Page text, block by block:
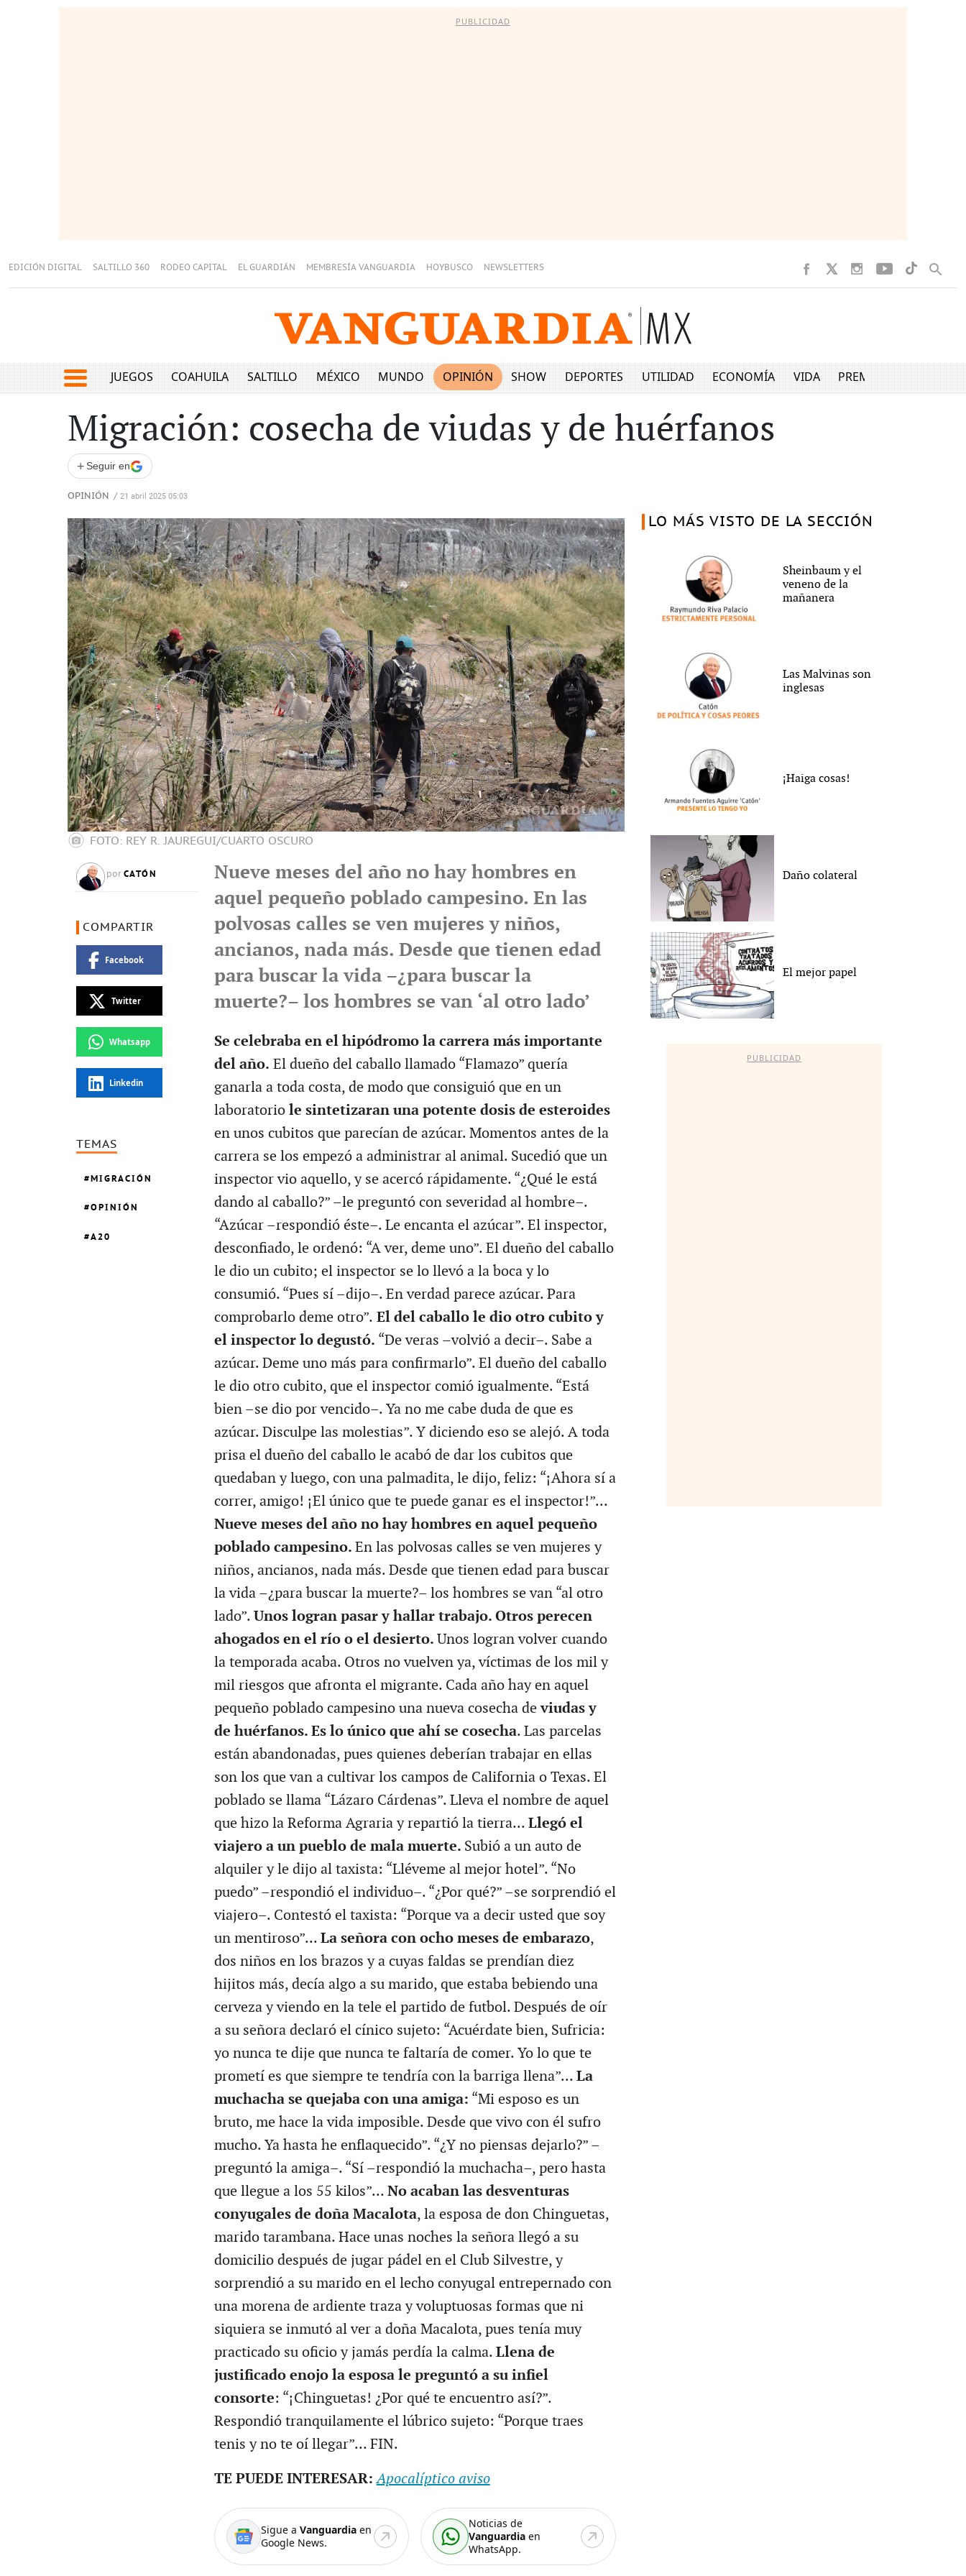
PUBLICIDAD
EDICIÓN DIGITAL SALTILLO 360 RODEO CAPITAL EL GUARDIÁN MEMBRESÍA VANGUARDIA HOYBUSCO NEWSLETTERS
JUEGOS COAHUILA SALTILLO MÉXICO MUNDO OPINIÓN SHOW DEPORTES UTILIDAD ECONOMÍA VIDA PREMIUM
Migración: cosecha de viudas y de huérfanos
+ Seguir en
OPINIÓN / 21 abril 2025 05:03
FOTO: REY R. JAUREGUI/CUARTO OSCURO
por CATÓN
COMPARTIR
Facebook
Twitter
Whatsapp
Linkedin
TEMAS
MIGRACIÓN
OPINIÓN
A20
Nueve meses del año no hay hombres en
aquel pequeño poblado campesino. En las
polvosas calles se ven mujeres y niños,
ancianos, nada más. Desde que tienen edad
para buscar la vida –¿para buscar la
muerte?– los hombres se van ‘al otro lado’
Se celebraba en el hipódromo la carrera más importante
del año. El dueño del caballo llamado “Flamazo” quería
ganarla a toda costa, de modo que consiguió que en un
laboratorio le sintetizaran una potente dosis de esteroides
en unos cubitos que parecían de azúcar. Momentos antes de la
carrera se los empezó a administrar al animal. Sucedió que un
inspector vio aquello, y se acercó rápidamente. “¿Qué le está
dando al caballo?” –le preguntó con severidad al hombre–.
“Azúcar –respondió éste–. Le encanta el azúcar”. El inspector,
desconfiado, le ordenó: “A ver, deme uno”. El dueño del caballo
le dio un cubito; el inspector se lo llevó a la boca y lo
consumió. “Pues sí –dijo–. En verdad parece azúcar. Para
comprobarlo deme otro”. El del caballo le dio otro cubito y
el inspector lo degustó. “De veras –volvió a decir–. Sabe a
azúcar. Deme uno más para confirmarlo”. El dueño del caballo
le dio otro cubito, que el inspector comió igualmente. “Está
bien –se dio por vencido–. Ya no me cabe duda de que es
azúcar. Disculpe las molestias”. Y diciendo eso se alejó. A toda
prisa el dueño del caballo le acabó de dar los cubitos que
quedaban y luego, con una palmadita, le dijo, feliz: “¡Ahora sí a
correr, amigo! ¡El único que te puede ganar es el inspector!”...
Nueve meses del año no hay hombres en aquel pequeño
poblado campesino. En las polvosas calles se ven mujeres y
niños, ancianos, nada más. Desde que tienen edad para buscar
la vida –¿para buscar la muerte?– los hombres se van “al otro
lado”. Unos logran pasar y hallar trabajo. Otros perecen
ahogados en el río o el desierto. Unos logran volver cuando
la temporada acaba. Otros no vuelven ya, víctimas de los mil y
mil riesgos que afronta el migrante. Cada año hay en aquel
pequeño poblado campesino una nueva cosecha deviudas y
de huérfanos. Es lo único que ahí se cosecha. Las parcelas
están abandonadas, pues quienes deberían trabajar en ellas
son los que van a cultivar los campos de California o Texas. El
poblado se llama “Lázaro Cárdenas”. Lleva el nombre de aquel
que hizo la Reforma Agraria y repartió la tierra... Llegó el
viajero a un pueblo de mala muerte. Subió a un auto de
alquiler y le dijo al taxista: “Lléveme al mejor hotel”. “No
puedo” –respondió el individuo–. “¿Por qué?” –se sorprendió el
viajero–. Contestó el taxista: “Porque va a decir usted que soy
un mentiroso”... La señora con ocho meses de embarazo,
dos niños en los brazos y a cuyas faldas se prendían diez
hijitos más, decía algo a su marido, que estaba bebiendo una
cerveza y viendo en la tele el partido de futbol. Después de oír
a su señora declaró el cínico sujeto: “Acuérdate bien, Sufricia:
yo nunca te dije que nunca te faltaría de comer. Yo lo que te
prometí es que siempre te tendría con la barriga llena”... La
muchacha se quejaba con una amiga: “Mi esposo es un
bruto, me hace la vida imposible. Desde que vivo con él sufro
mucho. Ya hasta he enflaquecido”. “¿Y no piensas dejarlo?” –
preguntó la amiga–. “Sí –respondió la muchacha–, pero hasta
que llegue a los 55 kilos”... No acaban las desventuras
conyugales de doña Macalota, la esposa de don Chinguetas,
marido tarambana. Hace unas noches la señora llegó a su
domicilio después de jugar pádel en el Club Silvestre, y
sorprendió a su marido en el lecho conyugal entrepernado con
una morena de ardiente traza y voluptuosas formas que ni
siquiera se inmutó al ver a doña Macalota, pues tenía muy
practicado su oficio y jamás perdía la calma. Llena de
justificado enojo la esposa le preguntó a su infiel
consorte: “¡Chinguetas! ¿Por qué te encuentro así?”.
Respondió tranquilamente el lúbrico sujeto: “Porque traes
tenis y no te oí llegar”... FIN.
TE PUEDE INTERESAR:Apocalíptico aviso
Sigue a Vanguardiaen
Google News.
Noticias de
Vanguardia en
WhatsApp.
LO MÁS VISTO DE LA SECCIÓN
Sheinbaum y el
veneno de la
mañanera
Las Malvinas son
inglesas
¡Haiga cosas!
Daño colateral
El mejor papel
PUBLICIDAD